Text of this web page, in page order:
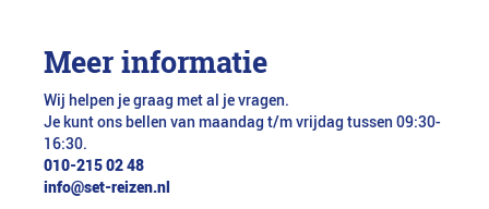
Meer informatie
Wij helpen je graag met al je vragen.
Je kunt ons bellen van maandag t/m vrijdag tussen 09:30-
16:30.
010-215 02 48
info@set-reizen.nl